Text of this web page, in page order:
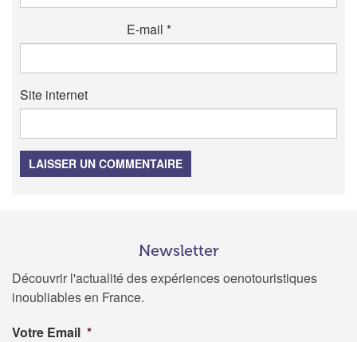
E-mail *
Site internet
LAISSER UN COMMENTAIRE
Newsletter
Découvrir l'actualité des expériences oenotouristiques
inoubliables en France.
Votre Email *